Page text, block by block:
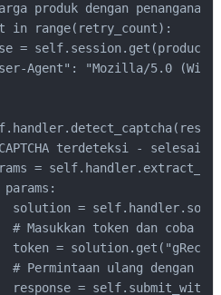
produk dengan penanganan
in range(retry_count):
=
Agent": "Mozilla/5.0
terdeteksi -
=
params:
solution =
# Masukkan token dan coba
token =
# Permintaan ulang dengan
response =